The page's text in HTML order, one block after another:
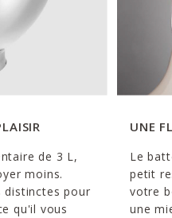
de 3 L,
moins.
distinctes pour
qu'il vous
UNE
Le
petit
votre
une